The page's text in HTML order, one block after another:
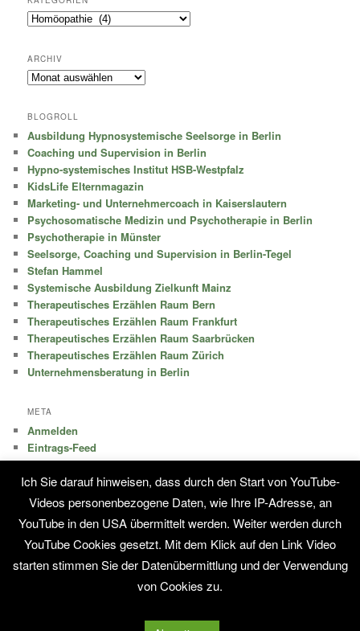
Kategorien
ARCHIV
Archiv
BLOGROLL
Ausbildung Hypnosystemische Seelsorge in Berlin
Coaching und Supervision in Berlin
Hypno-systemisches Institut HSB-Westpfalz
KidsLife Elternmagazin
Marketing- und Unternehmercoach in Kaiserslautern
Psychosomatische Medizin und Psychotherapie in Berlin
Psychotherapie in Münster
Seelsorge, Coaching und Supervision in Berlin-Tegel
Stefan Hammel
Systemische Ausbildung Zielkunft Mainz
Therapeutisches Erzählen Raum Bern
Therapeutisches Erzählen Raum Frankfurt
Therapeutisches Erzählen Raum Saarbrücken
Therapeutisches Erzählen Raum Zürich
Unternehmensberatung in Berlin
META
Anmelden
Eintrags-Feed
Kommentar-Feed
WordPress.org
KONTAKT
Impressum
Ich Sie darauf hinweisen, dass durch den Start von YouTube-
Videos personenbezogene Daten, wie Ihre IP-Adresse, an
YouTube in den USA übermittelt werden. Weiter werden durch
YouTube Cookies gesetzt. Mit dem Klick auf den Link Video
starten stimmen Sie der Datenübermittlung und der Verwendung
von Cookies zu.